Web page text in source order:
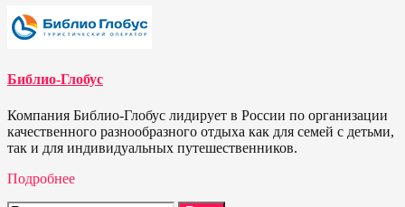
Библио-Глобус
Компания Библио-Глобус лидирует в России по организации
качественного разнообразного отдыха как для семей с детьми,
так и для индивидуальных путешественников.
Подробнее